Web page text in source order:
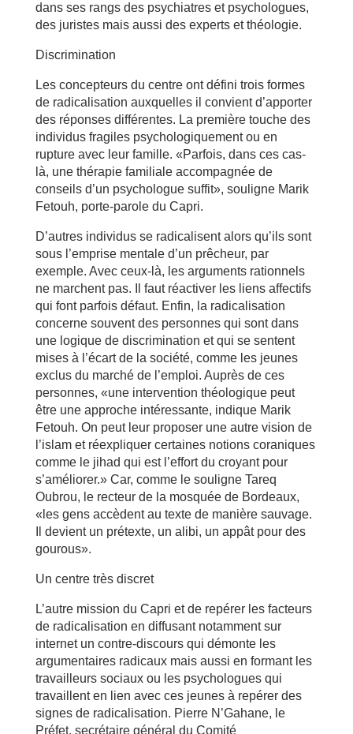
dans ses rangs des psychiatres et psychologues,
des juristes mais aussi des experts et théologie.
Discrimination
Les concepteurs du centre ont défini trois formes
de radicalisation auxquelles il convient d’apporter
des réponses différentes. La première touche des
individus fragiles psychologiquement ou en
rupture avec leur famille. «Parfois, dans ces cas-
là, une thérapie familiale accompagnée de
conseils d’un psychologue suffit», souligne Marik
Fetouh, porte-parole du Capri.
D’autres individus se radicalisent alors qu’ils sont
sous l’emprise mentale d’un prêcheur, par
exemple. Avec ceux-là, les arguments rationnels
ne marchent pas. Il faut réactiver les liens affectifs
qui font parfois défaut. Enfin, la radicalisation
concerne souvent des personnes qui sont dans
une logique de discrimination et qui se sentent
mises à l’écart de la société, comme les jeunes
exclus du marché de l’emploi. Auprès de ces
personnes, «une intervention théologique peut
être une approche intéressante, indique Marik
Fetouh. On peut leur proposer une autre vision de
l’islam et réexpliquer certaines notions coraniques
comme le jihad qui est l’effort du croyant pour
s’améliorer.» Car, comme le souligne Tareq
Oubrou, le recteur de la mosquée de Bordeaux,
«les gens accèdent au texte de manière sauvage.
Il devient un prétexte, un alibi, un appât pour des
gourous».
Un centre très discret
L’autre mission du Capri et de repérer les facteurs
de radicalisation en diffusant notamment sur
internet un contre-discours qui démonte les
argumentaires radicaux mais aussi en formant les
travailleurs sociaux ou les psychologues qui
travaillent en lien avec ces jeunes à repérer des
signes de radicalisation. Pierre N’Gahane, le
Préfet, secrétaire général du Comité